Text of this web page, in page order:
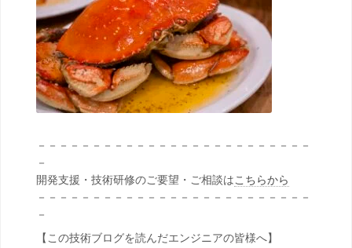
－－－－－－－－－－－－－－－－－－－－－－－－－
－
開発支援・技術研修のご要望・ご相談はこちらから
－－－－－－－－－－－－－－－－－－－－－－－－－
－
【この技術ブログを読んだエンジニアの皆様へ】